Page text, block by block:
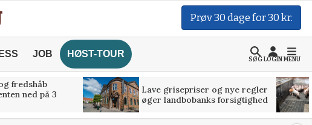
Prøv 30 dage for 30 kr.
JOB HØST-TOUR
SØGLOGINMENU
fredshåb
ned på 3
Lave grisepriser og nye regler
øger landbobanks forsigtighed